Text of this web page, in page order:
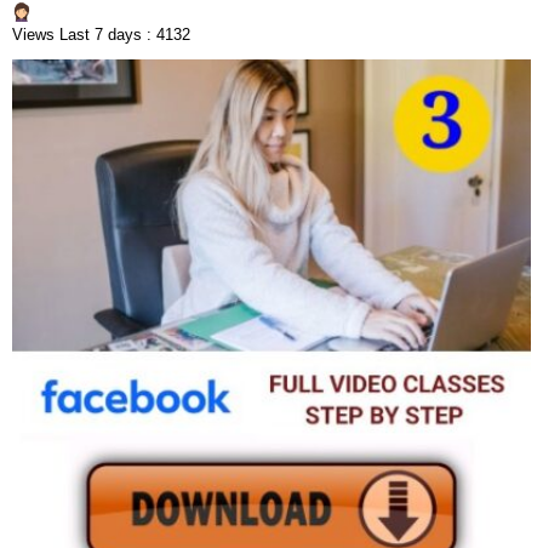
Views Last 7 days : 4132